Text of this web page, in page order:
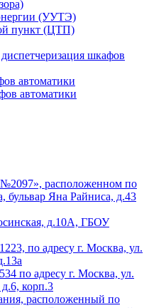
(УУТЭ)
пункт (ЦТП)
шкафов
автоматики
автоматики
расположенном по
бульвар Яна Райниса, д.43
д.10А, ГБОУ
по адресу г. Москва, ул.
по адресу г. Москва, ул.
корп.3
расположенный по